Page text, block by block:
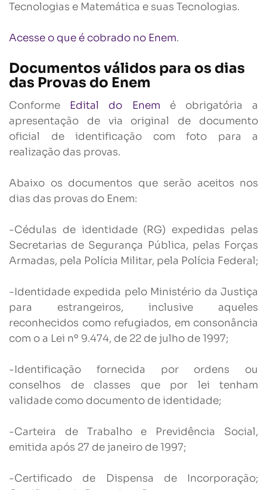
Tecnologias e Matemática e suas Tecnologias.
Acesse o que é cobrado no Enem.
Documentos válidos para os dias
das Provas do Enem
Conforme Edital do Enem é obrigatória a
apresentação de via original de documento
oficial de identificação com foto para a
realização das provas.
Abaixo os documentos que serão aceitos nos
dias das provas do Enem:
-Cédulas de identidade (RG) expedidas pelas
Secretarias de Segurança Pública, pelas Forças
Armadas, pela Polícia Militar, pela Polícia Federal;
-Identidade expedida pelo Ministério da Justiça
para estrangeiros, inclusive aqueles
reconhecidos como refugiados, em consonância
com o a Lei nº 9.474, de 22 de julho de 1997;
-Identificação fornecida por ordens ou
conselhos de classes que por lei tenham
validade como documento de identidade;
-Carteira de Trabalho e Previdência Social,
emitida após 27 de janeiro de 1997;
-Certificado de Dispensa de Incorporação;